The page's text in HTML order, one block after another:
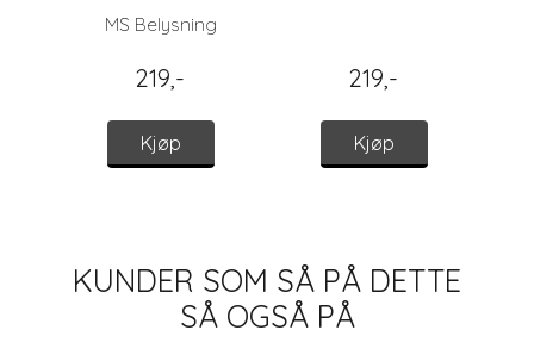
125, 8015-03
MS Belysning
219,-
Kjøp
219,-
Kjøp
KUNDER SOM SÅ PÅ DETTE
SÅ OGSÅ PÅ